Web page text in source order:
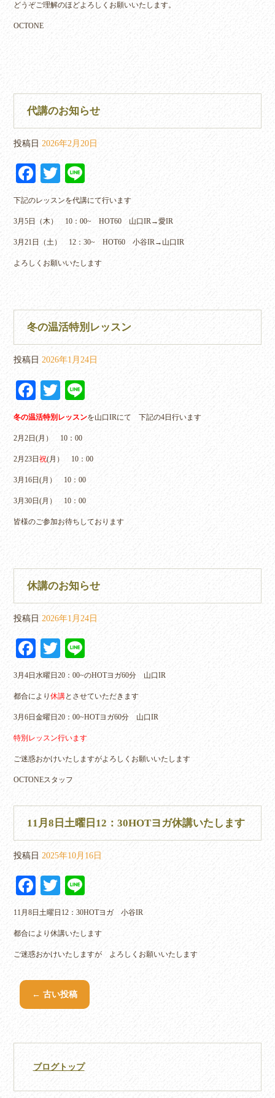
どうぞご理解のほどよろしくお願いいたします。
OCTONE
代講のお知らせ
投稿日 2026年2月20日
Fa
ce
bo
ok
T
wi
tte
ne
下記のレッスンを代講にて行います
3月5日（木） 10：00~ HOT60 山口IR→愛IR
3月21日（土） 12：30~ HOT60 小谷IR→山口IR
よろしくお願いいたします
冬の温活特別レッスン
投稿日 2026年1月24日
Fa
ce
bo
ok
T
wi
tte
ne
冬の温活特別レッスンを山口IRにて 下記の4日行います
2月2日(月） 10：00
2月23日祝(月） 10：00
3月16日(月） 10：00
3月30日(月） 10：00
皆様のご参加お待ちしております
休講のお知らせ
投稿日 2026年1月24日
Fa
ce
bo
ok
T
wi
tte
r
ne
3月4日水曜日20：00~のHOTヨガ60分 山口IR
都合により休講とさせていただきます
3月6日金曜日20：00~HOTヨガ60分 山口IR
特別レッスン行います
ご迷惑おかけいたしますがよろしくお願いいたします
OCTONEスタッフ
11月8日土曜日12：30HOTヨガ休講いたします
投稿日 2025年10月16日
Fa
ce
bo
ok
T
wi
tte
r
ne
11月8日土曜日12：30HOTヨガ 小谷IR
都合により休講いたします
ご迷惑おかけいたしますが よろしくお願いいたします
← 古い投稿
ブログトップ